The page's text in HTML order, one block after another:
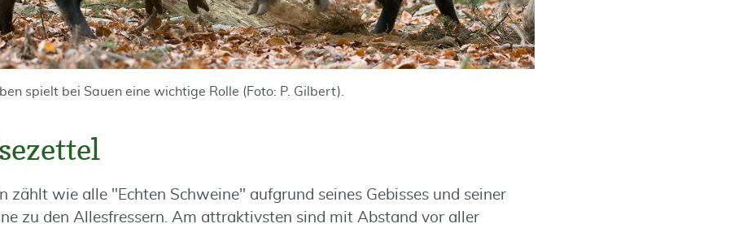
spielt bei Sauen eine wichtige Rolle (Foto: P. Gilbert).
zählt wie alle "Echten Schweine" aufgrund seines Gebisses und seiner
zu den Allesfressern. Am attraktivsten sind mit Abstand vor aller